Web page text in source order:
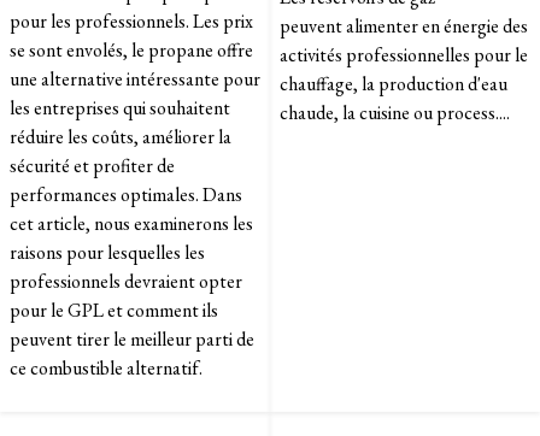
pour les professionnels. Les prix
se sont envolés, le propane offre
une alternative intéressante pour
les entreprises qui souhaitent
réduire les coûts, améliorer la
sécurité et profiter de
performances optimales. Dans
cet article, nous examinerons les
raisons pour lesquelles les
professionnels devraient opter
pour le GPL et comment ils
peuvent tirer le meilleur parti de
ce combustible alternatif.
peuvent alimenter en énergie des
activités professionnelles pour le
chauffage, la production d'eau
chaude, la cuisine ou process....